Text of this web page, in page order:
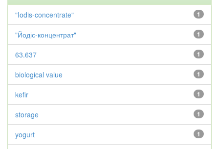
1
"Iodis-concentrate"
1
"Йодіс-концентрат"
1
63.637
1
biological value
1
kefir
1
storage
1
yogurt